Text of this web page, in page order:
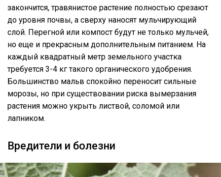
закончится, травянистое растение полностью срезают
до уровня почвы, а сверху наносят мульчирующий
слой. Перегной или компост будут не только мульчей,
но еще и прекрасным дополнительным питанием. На
каждый квадратный метр земельного участка
требуется 3-4 кг такого органического удобрения.
Большинство мальв спокойно переносит сильные
морозы, но при существовании риска вымерзания
растения можно укрыть листвой, соломой или
лапником.
Вредители и болезни